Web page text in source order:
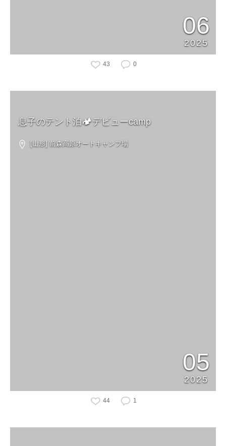
06
2025
43 0
息子のテント泊🏕️デビューcamp
[山形] 前森高原オートキャンプ場
05
2025
44 1